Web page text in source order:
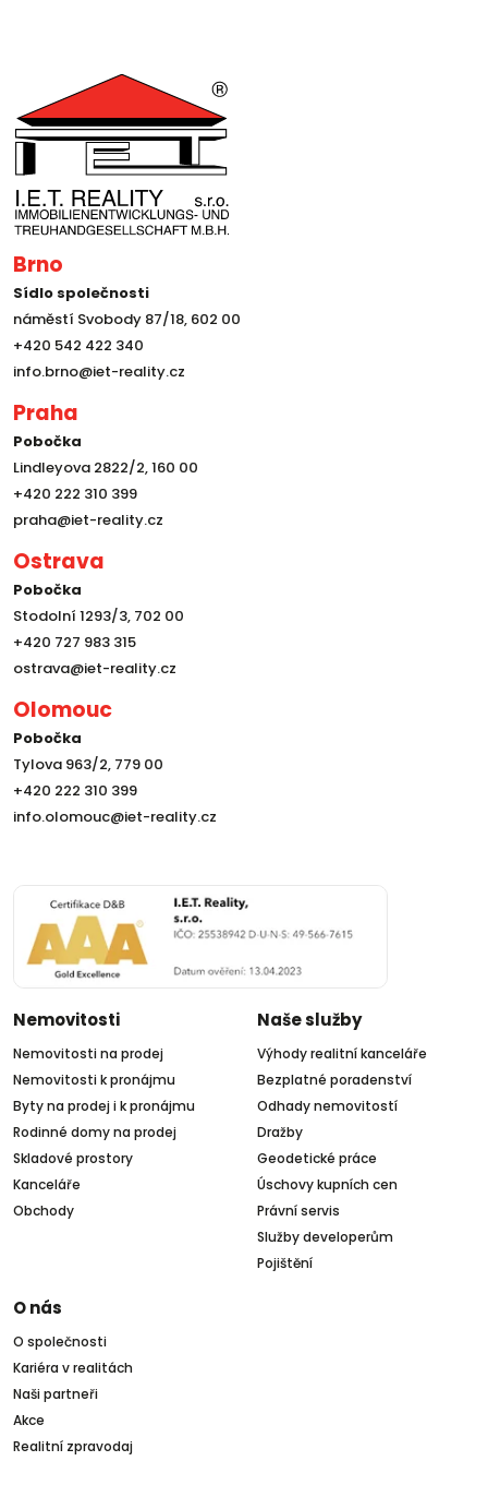
Brno
Sídlo společnosti
náměstí Svobody 87/18, 602 00
+420 542 422 340
info.brno@iet-reality.cz
Praha
Pobočka
Lindleyova 2822/2, 160 00
+420 222 310 399
praha@iet-reality.cz
Ostrava
Pobočka
Stodolní 1293/3, 702 00
+420 727 983 315
ostrava@iet-reality.cz
Olomouc
Pobočka
Tylova 963/2, 779 00
+420 222 310 399
info.olomouc@iet-reality.cz
Nemovitosti
Nemovitosti na prodej
Nemovitosti k pronájmu
Byty na prodej i k pronájmu
Rodinné domy na prodej
Skladové prostory
Kanceláře
Obchody
Naše služby
Výhody realitní kanceláře
Bezplatné poradenství
Odhady nemovitostí
Dražby
Geodetické práce
Úschovy kupních cen
Právní servis
Služby developerům
Pojištění
O nás
O společnosti
Kariéra v realitách
Naši partneři
Akce
Realitní zpravodaj